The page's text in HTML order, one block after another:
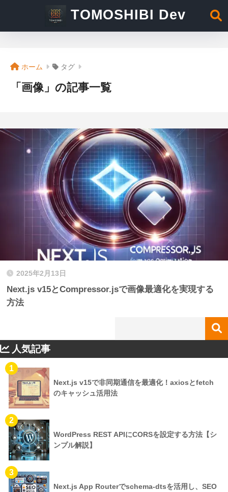
TOMOSHIBI Dev
ホーム タグ
「画像」の記事一覧
2025年2月13日
Next.js v15とCompressor.jsで画像最適化を実現する
方法
人気記事
1
Next.js v15で非同期通信を最適化！axiosとfetch
のキャッシュ活用法
2
WordPress REST APIにCORSを設定する方法【シ
ンプル解説】
3
Next.js App Routerでschema-dtsを活用し、SEO